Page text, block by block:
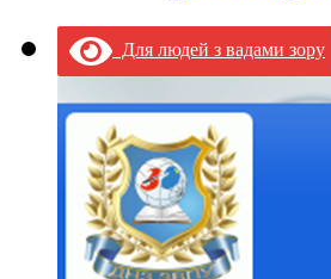
Для людей з вадами зору